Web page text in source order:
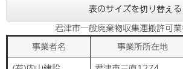
表のサイズを切り替える
君津市一般廃棄物収集運搬許可
事業者名 事業所所在地